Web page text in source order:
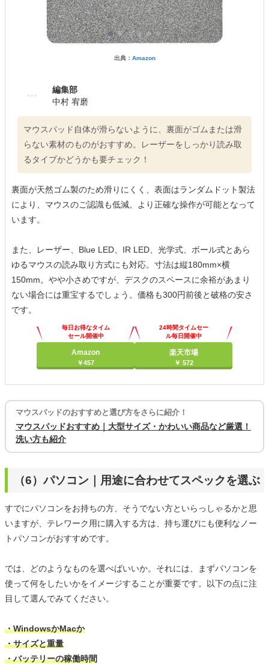
出典： Amazon
編集部
中村 宥磨
マウスパッド自体が滑らないように、裏面がゴムまたは滑
らない素材のものがおすすめ。レーザーをしっかり読み取
るタイプかどうかも要チェック！
裏面が天然ゴム製のため滑りにくく、表面はランダムドット製法
により、マウスのご認識も低減。より正確な操作が可能となって
います。
また、レーザー、Blue LED、IR LED、光学式、ボール式とあら
ゆるマウスの読み取り方式にも対応。寸法は縦180mm×横
150mm。やや小さめですが、デスクのスペースに余裕があまり
ない場合には重宝するでしょう。価格も300円前後と破格の安さ
です。
毎日お得なタイム
セール開催中
Amazon
￥457
24時間タイムセー
ル毎日開催中
楽天市場
￥ 572
マウスパッドのおすすめと選び方をさらに紹介！
マウスパッドおすすめ｜大型サイズ・かわいい商品など厳選！
洗い方も紹介
（6）パソコン｜用途に合わせてスペックを選ぶ
すでにパソコンをお持ちの方、そうでない方といらっしゃるかと思
いますが、テレワーク用に購入する方は、持ち運びにも便利なノー
トパソコンがおすすめです。
では、どのようなものを選べばいいか。それには、まずパソコンを
使って何をしたいかをイメージすることが重要です。以下の点に注
目して選んでみてください。
・WindowsかMacか
・サイズと重量
・バッテリーの稼働時間